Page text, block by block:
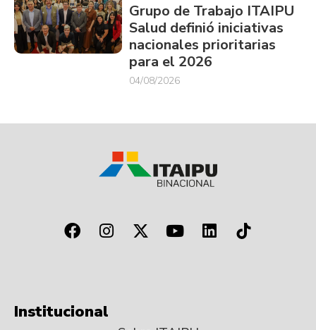
Grupo de Trabajo ITAIPU
Salud definió iniciativas
nacionales prioritarias
para el 2026
04/08/2026
Institucional